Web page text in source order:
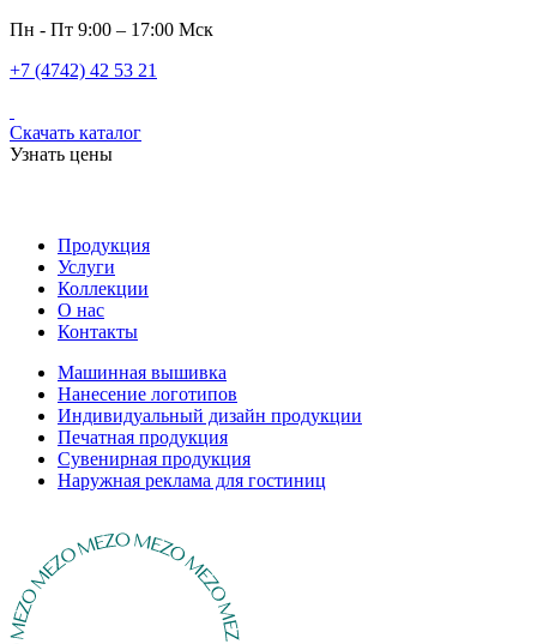
Пн - Пт 9:00 – 17:00 Мск
+7 (4742) 42 53 21
Скачать каталог
Узнать цены
Продукция
Услуги
Коллекции
О нас
Контакты
Машинная вышивка
Нанесение логотипов
Индивидуальный дизайн продукции
Печатная продукция
Сувенирная продукция
Наружная реклама для гостиниц